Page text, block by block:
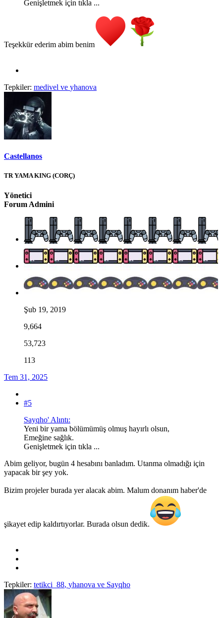
Genişletmek için tıkla ...
Teşekkür ederim abim benim
Tepkiler: medivel ve yhanova
Castellanos
TR YAMA KING (CORÇ)
Yönetici
Forum Admini
Şub 19, 2019
9,664
53,723
113
Tem 31, 2025
#5
Sayqho' Alıntı:
Yeni bir yama bölümümüş olmuş hayırlı olsun,
Emeğine sağlık.
Genişletmek için tıkla ...
Abim geliyor, bugün 4 hesabını banladım. Utanma olmadığı için
yapacak bir şey yok.
Bizim projeler burada yer alacak abim. Malum donanım haber'de
şikayet edip kaldırtıyorlar. Burada olsun dedik.
Tepkiler: tetikci_88, yhanova ve Sayqho